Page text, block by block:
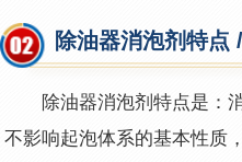
除油器消泡剂特点 /
除油器消泡剂特点是：
不影响起泡体系的基本性质